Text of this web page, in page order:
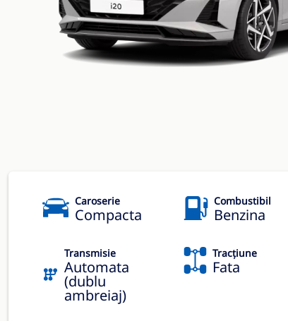
Caroserie
Compacta
Combustibil
Benzina
Transmisie
Automata
(dublu
ambreiaj)
Tracțiune
Fata